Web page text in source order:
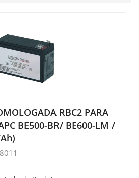
RBC2 PARA
BE500-BR/ BE600-LM /